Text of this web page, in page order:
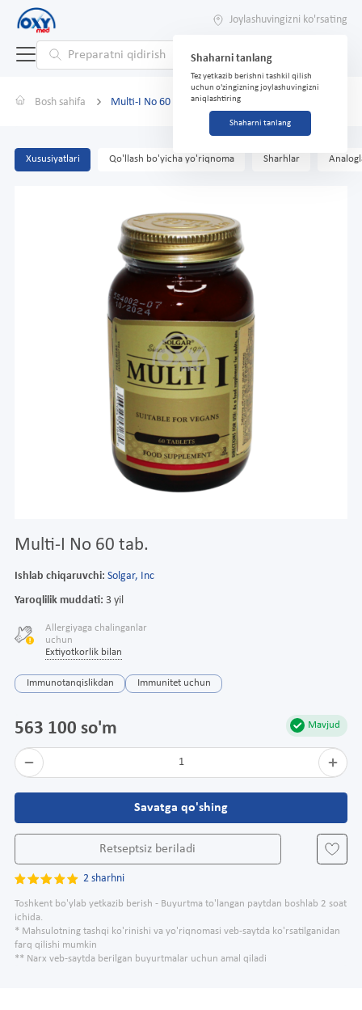
Joylashuvingizni ko'rsating
Shaharni tanlang
Tez yetkazib berishni tashkil qilish
uchun o'zingizning joylashuvingizni
aniqlashtiring
Shaharni tanlang
Bosh sahifa Multi-I No 60 tab.
Xususiyatlari Qo'llash bo'yicha yo'riqnoma Sharhlar
Multi-I No 60 tab.
Ishlab chiqaruvchi: Solgar, Inc
Yaroqlilik muddati: 3 yil
Allergiyaga chalinganlar
uchun
Extiyotkorlik bilan
Immunotanqislikdan Immunitet uchun
Mavjud
563 100 so'm
1
Savatga qo'shing
Retseptsiz beriladi
2 sharhni
Toshkent bo'ylab yetkazib berish - Buyurtma to'langan paytdan boshlab 2 soat
ichida.
* Mahsulotning tashqi ko'rinishi va yo'riqnomasi veb-saytda ko'rsatilganidan
farq qilishi mumkin
** Narx veb-saytda berilgan buyurtmalar uchun amal qiladi